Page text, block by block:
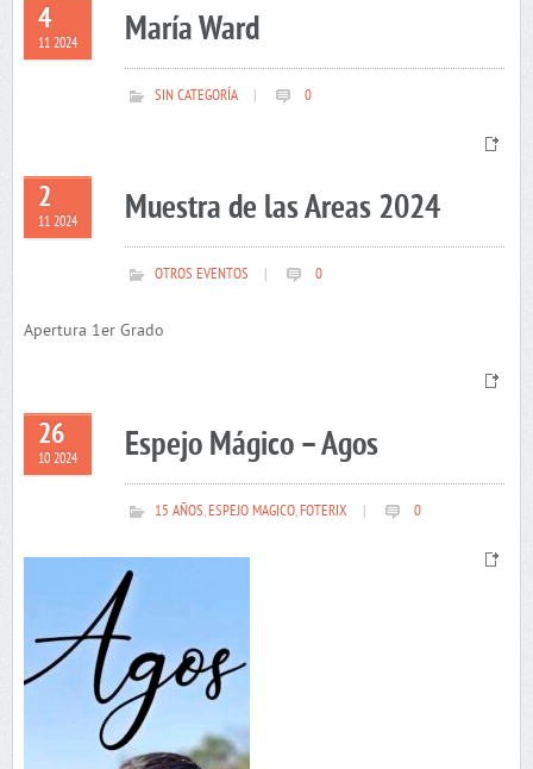
4
11 2024 María Ward
SIN CATEGORÍA 0
2
11 2024 Muestra de las Areas 2024
OTROS EVENTOS 0
Apertura 1er Grado
26
10 2024 Espejo Mágico – Agos
15 AÑOS,ESPEJO MAGICO,FOTERIX 0